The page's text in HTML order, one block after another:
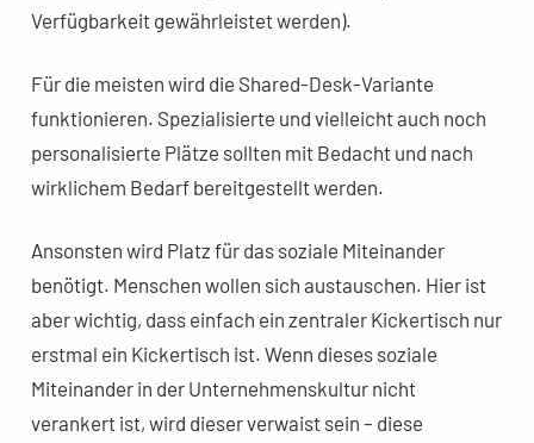
Verfügbarkeit gewährleistet werden).
Für die meisten wird die Shared-Desk-Variante
funktionieren. Spezialisierte und vielleicht auch noch
personalisierte Plätze sollten mit Bedacht und nach
wirklichem Bedarf bereitgestellt werden.
Ansonsten wird Platz für das soziale Miteinander
benötigt. Menschen wollen sich austauschen. Hier ist
aber wichtig, dass einfach ein zentraler Kickertisch nur
erstmal ein Kickertisch ist. Wenn dieses soziale
Miteinander in der Unternehmenskultur nicht
verankert ist, wird dieser verwaist sein – diese